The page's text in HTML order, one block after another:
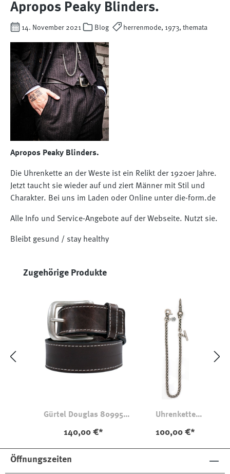
Apropos Peaky Blinders.
14. November 2021 Blog herrenmode, 1973, themata
Apropos Peaky Blinders.
Die Uhrenkette an der Weste ist ein Relikt der 1920er Jahre.
Jetzt taucht sie wieder auf und ziert Männer mit Stil und
Charakter. Bei uns im Laden oder Online unter die-form.de
Alle Info und Service-Angebote auf der Webseite. Nutzt sie.
Bleibt gesund / stay healthy
Produktgalerie überspringen
Zugehörige Produkte
Gürtel Douglas 80995
140,00 €*
Uhrenkette
100,00 €*
Öffnungszeiten